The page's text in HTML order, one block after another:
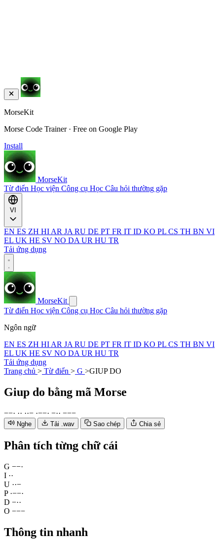
MorseKit
Morse Code Trainer · Free on Google Play
Install
MorseKit
Từ điển Học viện Công cụ Học Câu hỏi thường gặp
EN ES ZH HI AR JA RU DE PT FR IT ID KO PL CS TH BN VI
EL UK HE SV NO DA UR HU TR
Tải ứng dụng
MorseKit
Từ điển Học viện Công cụ Học Câu hỏi thường gặp
Ngôn ngữ
EN ES ZH HI AR JA RU DE PT FR IT ID KO PL CS TH BN VI
EL UK HE SV NO DA UR HU TR
Tải ứng dụng
Trang chủ > Từ điển > G >GIUP DO
Giup do bằng mã Morse
−−· ·· ··− ·−−· −·· −−−
Nghe Tải .wav Sao chép Chia sẻ
Phân tích từng chữ cái
G −−·
I ··
U ··−
P ·−−·
D −··
O −−−
Thông tin nhanh